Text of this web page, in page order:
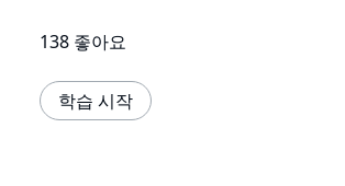
138 좋아요
학습 시작